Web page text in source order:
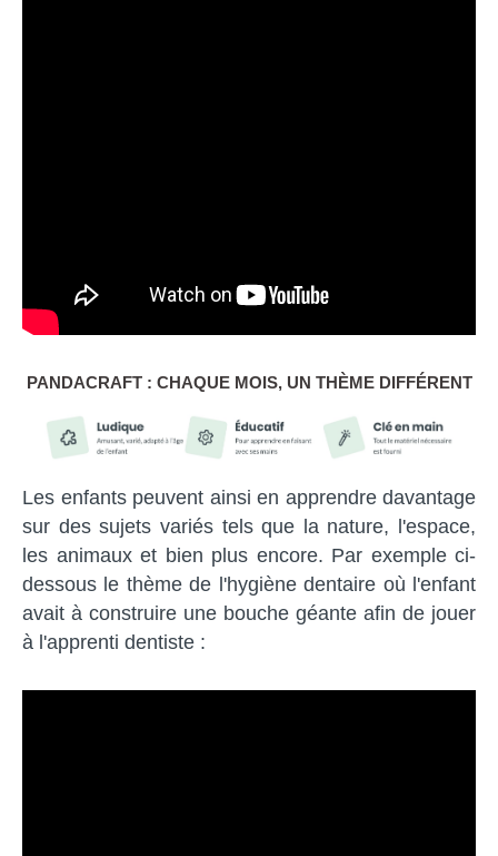
PANDACRAFT : CHAQUE MOIS, UN THÈME DIFFÉRENT
Les enfants peuvent ainsi en apprendre davantage
sur des sujets variés tels que la nature, l'espace,
les animaux et bien plus encore. Par exemple ci-
dessous le thème de l'hygiène dentaire où l'enfant
avait à construire une bouche géante afin de jouer
à l'apprenti dentiste :